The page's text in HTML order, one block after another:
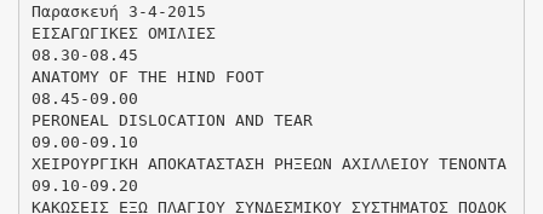
Παρασκευή 3-4-2015
ΕΙΣΑΓΩΓΙΚΕΣ ΟΜΙΛΙΕΣ
08.30-08.45
ANATOMY OF THE HIND FOOT
08.45-09.00
PERONEAL DISLOCATION AND TEAR
09.00-09.10
ΧΕΙΡΟΥΡΓΙΚΗ ΑΠΟΚΑΤΑΣΤΑΣΗ ΡΗΞΕΩΝ ΑΧΙΛΛΕΙΟΥ ΤΕΝΟΝΤΑ
09.10-09.20
ΚΑΚΩΣΕΙΣ ΕΞΩ ΠΛΑΓΙΟΥ ΣΥΝΔΕΣΜΙΚΟΥ ΣΥΣΤΗΜΑΤΟΣ ΠΟΔΟΚ